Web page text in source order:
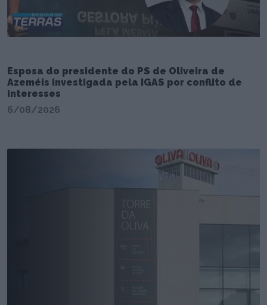
Esposa do presidente do PS de Oliveira de
Azeméis investigada pela IGAS por conflito de
interesses
6/08/2026